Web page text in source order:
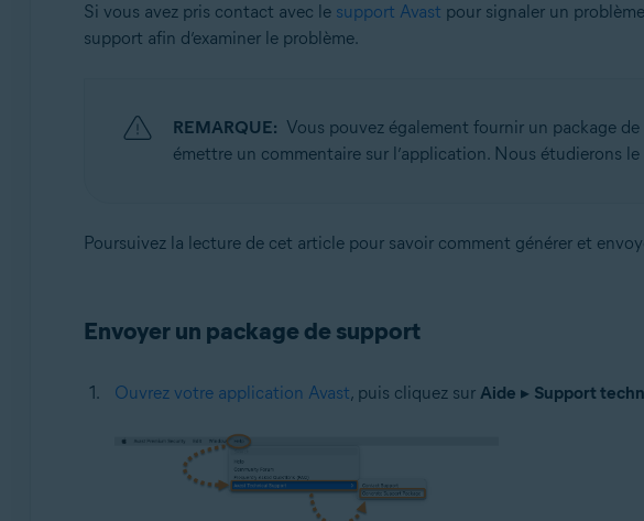
Avast Premium Security 15.x pour Mac
Avast One 22.x pour Mac
Apple macOS 12.x (Monterey)
Apple macOS 11.x (Big Sur)
Apple macOS 10.12.x (Sierra)
Si vous avez pris contact avec le support Avast pour signaler un
support afin d’examiner le problème.
REMARQUE: Vous pouvez également fournir un package
émettre un commentaire sur l’application. Nous étudierons
Poursuivez la lecture de cet article pour savoir comment générer et
Envoyer un package de support
Ouvrez votre application Avast, puis cliquez sur Aide ▸ Support